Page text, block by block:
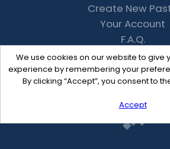
We use cookies on our website to give
experience by remembering your
By clicking “Accept”, you consent to
Accept
Create New
Your Account
F.A.Q.
Recent
Contact